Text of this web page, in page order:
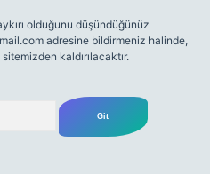
olduğunu düşündüğünüz
adresine bildirmeniz halinde,
kaldırılacaktır.